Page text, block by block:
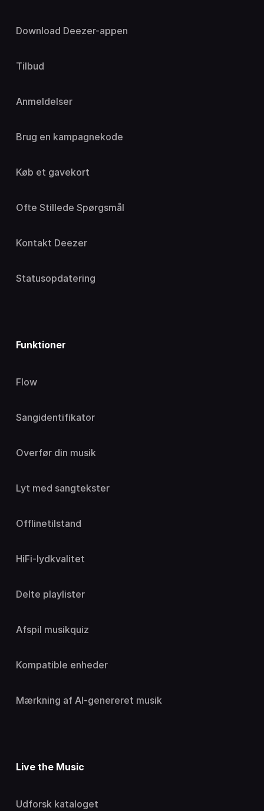
Download Deezer-appen
Tilbud
Anmeldelser
Brug en kampagnekode
Køb et gavekort
Ofte Stillede Spørgsmål
Kontakt Deezer
Statusopdatering
Funktioner
Flow
Sangidentifikator
Overfør din musik
Lyt med sangtekster
Offlinetilstand
HiFi-lydkvalitet
Delte playlister
Afspil musikquiz
Kompatible enheder
Mærkning af AI-genereret musik
Live the Music
Udforsk kataloget